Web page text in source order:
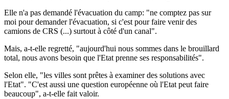
Elle n'a pas demandé l'évacuation du camp: "ne comptez pas sur
moi pour demander l'évacuation, si c'est pour faire venir des
camions de CRS (...) surtout à côté d'un canal".
Mais, a-t-elle regretté, "aujourd'hui nous sommes dans le brouillard
total, nous avons besoin que l'Etat prenne ses responsabilités".
Selon elle, "les villes sont prêtes à examiner des solutions avec
l'Etat". "C'est aussi une question européenne où l'Etat peut faire
beaucoup", a-t-elle fait valoir.